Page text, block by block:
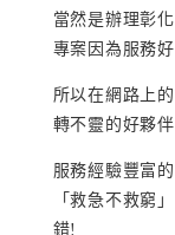
當然是辦理彰
專案因為服務好
所以在網路上
轉不靈的好夥
服務經驗豐富
「救急不救窮
錯!